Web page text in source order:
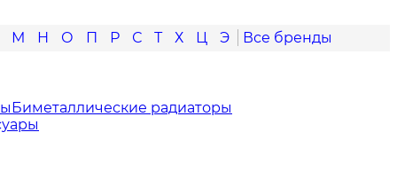
М Н О П Р С Т Х Ц Э
Биметаллические радиаторы